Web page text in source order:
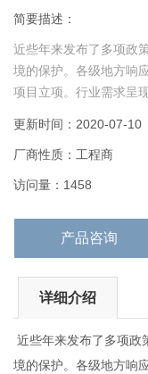
简要描述：
近些年来发布了多项政
境的保护。各级地方响
项目立项。行业需求呈
故层出，施工质量难以
甚至缺少项目所需启动
象林立。
更新时间：2020-07-10
厂商性质：工程商
访问量：1458
产品咨询
详细介绍
近些年来发布了多项政
境的保护。各级地方响